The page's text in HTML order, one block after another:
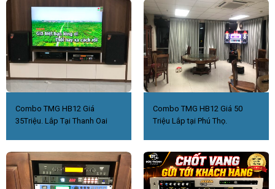
Combo TMG HB12 Giá
35Triệu. Lắp Tại Thanh Oai
Combo TMG HB12 Giá 50
Triệu Lắp tại Phú Thọ.